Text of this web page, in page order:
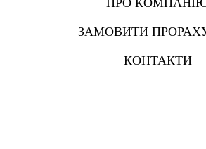
ПРО
ЗАМОВИТИ
КОНТАКТИ